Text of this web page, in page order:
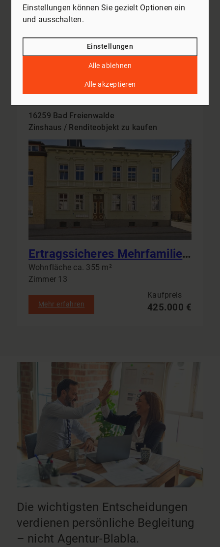
Grundstücksfläche ca. 377 m²
Kaufpreis
16259 Bad Freienwalde
Zinshaus / Renditeobjekt zu kaufen
Ertragssicheres Mehrfamilienhaus in Bad Freienwalde: 6 Einheiten & Garagen als solide Kapitalanlage
Wohnfläche ca. 355 m²
Zimmer 13
Mehr erfahren
Kaufpreis
425.000 €
Die wichtigsten Entscheidungen
verdienen persönliche Begleitung
– nicht Agentur-Blabla.
Einstellungen können Sie gezielt Optionen ein
und ausschalten.
Einstellungen
Alle ablehnen
Alle akzeptieren